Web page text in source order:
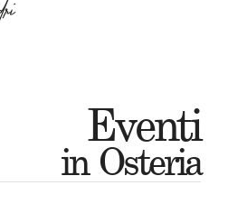
Eventi
in Osteria